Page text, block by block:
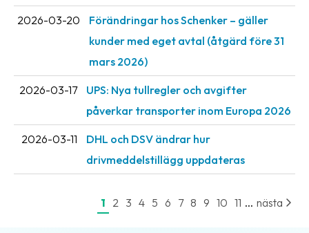
Villkor
Integritet
Förbjudet
och
innehåll
2026-03-20
Förändringar hos Schenker – gäller
kunder med eget avtal (åtgärd före 31
mars 2026)
2026-03-17
UPS: Nya tullregler och avgifter
påverkar transporter inom Europa 2026
2026-03-11
DHL och DSV ändrar hur
drivmeddelstillägg uppdateras
1 2 3 4 5 6 7 8 9 10 11 ... nästa